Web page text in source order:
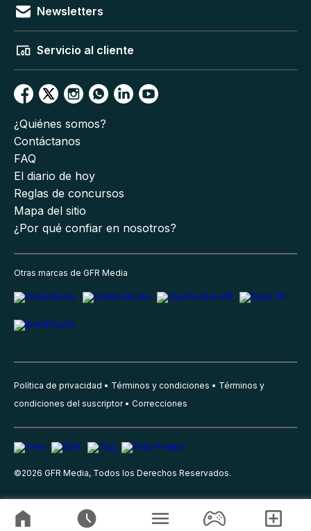
Newsletters
Servicio al cliente
¿Quiénes somos?
Contáctanos
FAQ
El diario de hoy
Reglas de concursos
Mapa del sitio
¿Por qué confiar en nosotros?
Otras marcas de GFR Media
Política de privacidad Términos y condiciones
Términos y
condiciones del suscriptor
Correcciones
©2026 GFR Media, Todos los Derechos Reservados.